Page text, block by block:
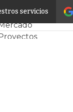
serviciosCPD y